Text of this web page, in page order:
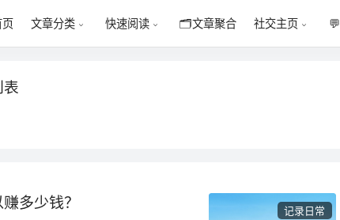
页 文章分类 快速阅读 🗂️文章聚合 社交主页 💬
表
多少钱？ 记录日常